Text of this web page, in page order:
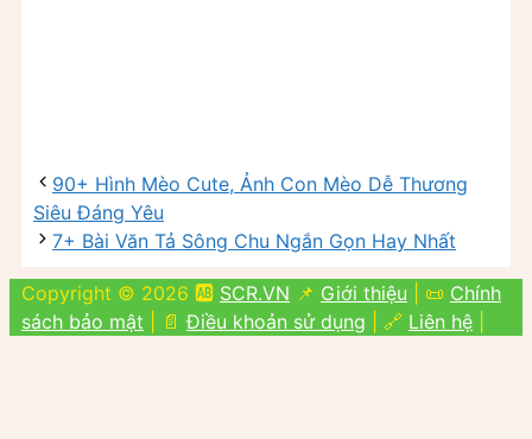
90+ Hình Mèo Cute, Ảnh Con Mèo Dễ Thương
Siêu Đáng Yêu
7+ Bài Văn Tả Sông Chu Ngắn Gọn Hay Nhất
Copyright © 2026 🆎 SCR.VN 📌 Giới thiệu | 📜 Chính
sách bảo mật | 📄Điều khoản sử dụng | 🔗 Liên hệ